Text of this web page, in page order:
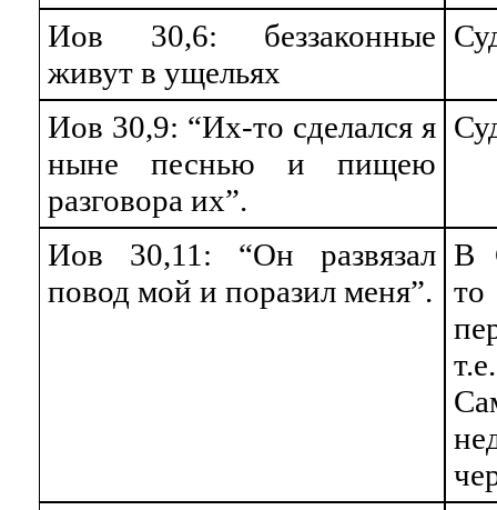
Иов 30,6: беззаконные
живут в ущельях
Иов 30,9: “Их-то сделался я
ныне песнью и пищею
разговора их”.
Иов 30,11: “Он развязал
повод мой и поразил меня”.
В